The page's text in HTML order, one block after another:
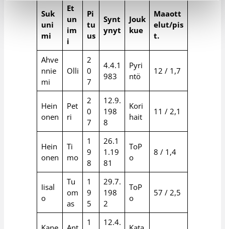
Suk
uni
mi
Et
un
im
i
Pi
tu
us
Synt
ynyt
Jouk
kue
Maaott
elut/pis
t.
Ahve
nnie
mi
Olli
2
0
7
4.4.1
983
Pyri
ntö
12 / 1,7
Hein
onen
Pet
ri
2
0
7
12.9.
198
8
Kori
hait
11 / 2,1
Hein
onen
Ti
mo
1
9
8
26.1
1.19
81
ToP
o
8 / 1,4
Iisal
o
Tu
om
as
1
9
5
29.7.
198
2
ToP
o
57 / 2,5
1
12.4.